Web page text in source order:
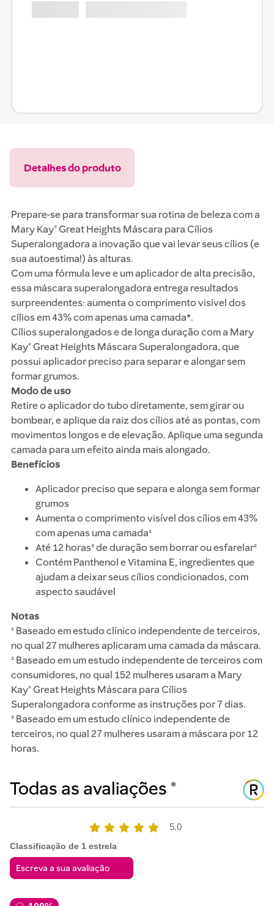
Detalhes do produto
Prepare-se para transformar sua rotina de beleza com a
Mary Kay® Great Heights Máscara para Cílios
Superalongadora a inovação que vai levar seus cílios (e
sua autoestima!) às alturas.
Com uma fórmula leve e um aplicador de alta precisão,
essa máscara superalongadora entrega resultados
surpreendentes: aumenta o comprimento visível dos
cílios em 43% com apenas uma camada*.
Cílios superalongados e de longa duração com a Mary
Kay® Great Heights Máscara Superalongadora, que
possui aplicador preciso para separar e alongar sem
formar grumos.
Modo de uso
Retire o aplicador do tubo diretamente, sem girar ou
bombear, e aplique da raiz dos cílios até as pontas, com
movimentos longos e de elevação. Aplique uma segunda
camada para um efeito ainda mais alongado.
Benefícios
Aplicador preciso que separa e alonga sem formar
grumos
Aumenta o comprimento visível dos cílios em 43%
com apenas uma camada¹
Até 12 horas³ de duração sem borrar ou esfarelar²
Contém Panthenol e Vitamina E, ingredientes que
ajudam a deixar seus cílios condicionados, com
aspecto saudável
Notas
¹ Baseado em estudo clínico independente de terceiros,
no qual 27 mulheres aplicaram uma camada da máscara.
² Baseado em um estudo independente de terceiros com
consumidores, no qual 152 mulheres usaram a Mary
Kay® Great Heights Máscara para Cílios
Superalongadora conforme as instruções por 7 dias.
³ Baseado em um estudo clínico independente de
terceiros, no qual 27 mulheres usaram a máscara por 12
horas.
5.0
Classificação de 1 estrela